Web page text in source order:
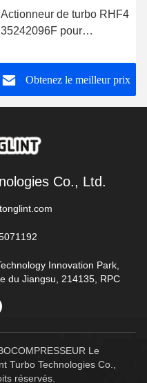
Actionneur de turbo RHF4
35242096F pour
VF40A013 VA70 Jeep
Cherokee 2.5L CRD
Obtenez le meilleur prix
Co., Ltd.
Innovation Park,
du Jiangsu, 214135, RPC
Le
Turbo Technologies Co.,
réservés.